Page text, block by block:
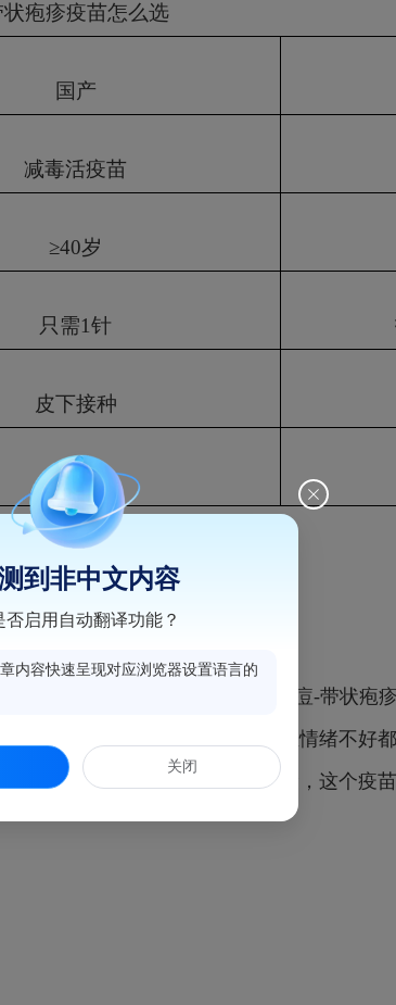
状疱疹疫苗怎么选
国产
减毒活疫苗
≥40岁
只需1针
皮下接种
1399
数据表明90%以上成人体内有水痘-带状疱
，有的年轻人熬夜、生病、甚至情绪不好
以上人群减少带状疱疹患病风险，这个疫
到非中文内容
否启用自动翻译功能？
内容快速呈现对应浏览器设置语言的
关闭